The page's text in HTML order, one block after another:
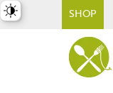
SHOP
umschalten